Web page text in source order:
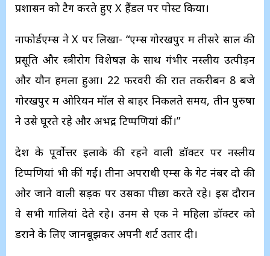
प्रशासन को टैग करते हुए X हैंडल पर पोस्ट किया।
नाफोर्डएम्स ने X पर लिखा- “एम्स गोरखपुर में तीसरे साल की
प्रसूति और स्त्रीरोग विशेषज्ञ के साथ गंभीर नस्लीय उत्पीड़न
और यौन हमला हुआ। 22 फरवरी की रात तकरीबन 8 बजे
गोरखपुर में ओरियन मॉल से बाहर निकलते समय, तीन पुरुषों
ने उसे घूरते रहे और अभद्र टिप्पणियां कीं।”
देश के पूर्वोत्तर इलाके की रहने वाली डॉक्टर पर नस्लीय
टिप्पणियां भी कीं गई। तीनों अपराधी एम्स के गेट नंबर दो की
ओर जाने वाली सड़क पर उसका पीछा करते रहे। इस दौरान
वे सभी गालियां देते रहे। उनमें से एक ने महिला डॉक्टर को
डराने के लिए जानबूझकर अपनी शर्ट उतार दी।